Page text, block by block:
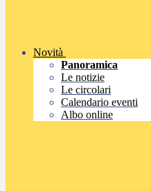
Novità
Panoramica
Le notizie
Le circolari
Calendario eventi
Albo online